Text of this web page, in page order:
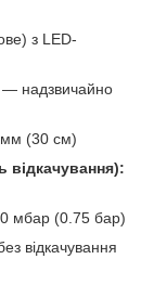
з LED-
— надзвичайно
(30 см)
відкачування):
мбар (0.75 бар)
відкачування